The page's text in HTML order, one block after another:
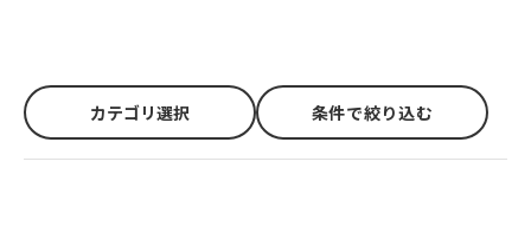
カテゴリ選択 条件で絞り込む